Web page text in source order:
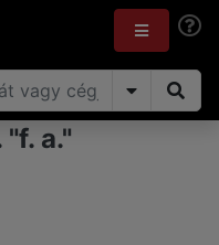
a."